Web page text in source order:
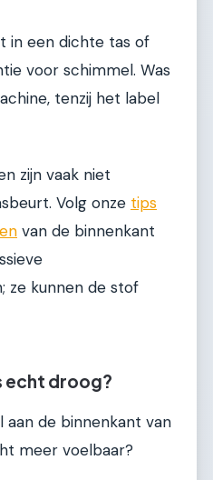
in een dichte tas of
voor schimmel. Was
tenzij het label
zijn vaak niet
Volg onze tips
van de binnenkant
ze kunnen de stof
echt droog?
aan de binnenkant van
meer voelbaar?